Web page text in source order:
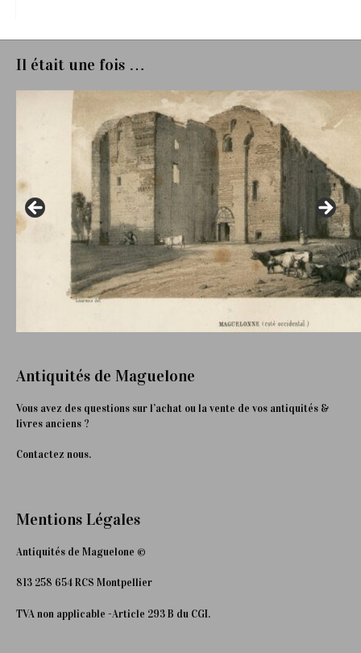
Il était une fois …
Antiquités de Maguelone
Vous avez des questions sur l’achat ou la vente de vos antiquités &
livres anciens ?
Contactez nous.
Mentions Légales
Antiquités de Maguelone ©
813 258 654 RCS Montpellier
TVA non applicable -Article 293 B du CGI.